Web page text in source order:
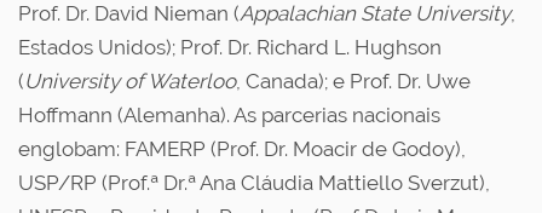
Prof. Dr. David Nieman (Appalachian State University,
Estados Unidos); Prof. Dr. Richard L. Hughson
(University of Waterloo, Canada); e Prof. Dr. Uwe
Hoffmann (Alemanha). As parcerias nacionais
englobam: FAMERP (Prof. Dr. Moacir de Godoy),
USP/RP (Prof.ª Dr.ª Ana Cláudia Mattiello Sverzut),